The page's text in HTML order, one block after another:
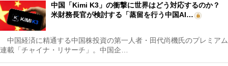
中国「Kimi K3」の衝撃に世界はどう対応するのか？
米財務長官が検討する「蒸留を行う中国AI…
中国経済に精通する中国株投資の第一人者・田代尚機氏のプレミアム
連載「チャイナ・リサーチ」。中国企…